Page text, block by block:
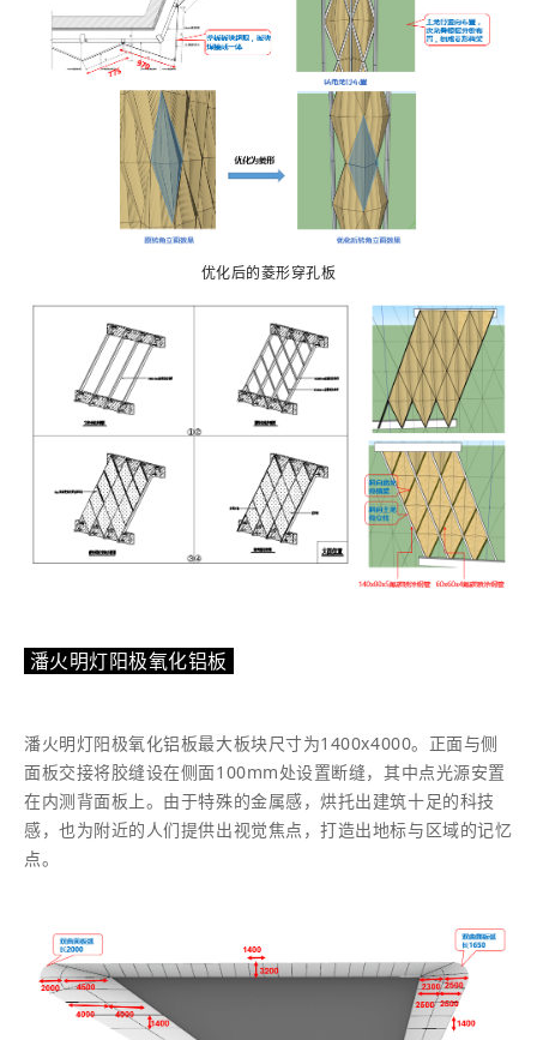
优化后的菱形穿孔板
潘火明灯阳极氧化铝板
潘火明灯阳极氧化铝板最大板块尺寸为1400x4000。正面与侧
面板交接将胶缝设在侧面100mm处设置断缝，其中点光源安置
在内测背面板上。由于特殊的金属感，烘托出建筑十足的科技
感，也为附近的人们提供出视觉焦点，打造出地标与区域的记忆
点。